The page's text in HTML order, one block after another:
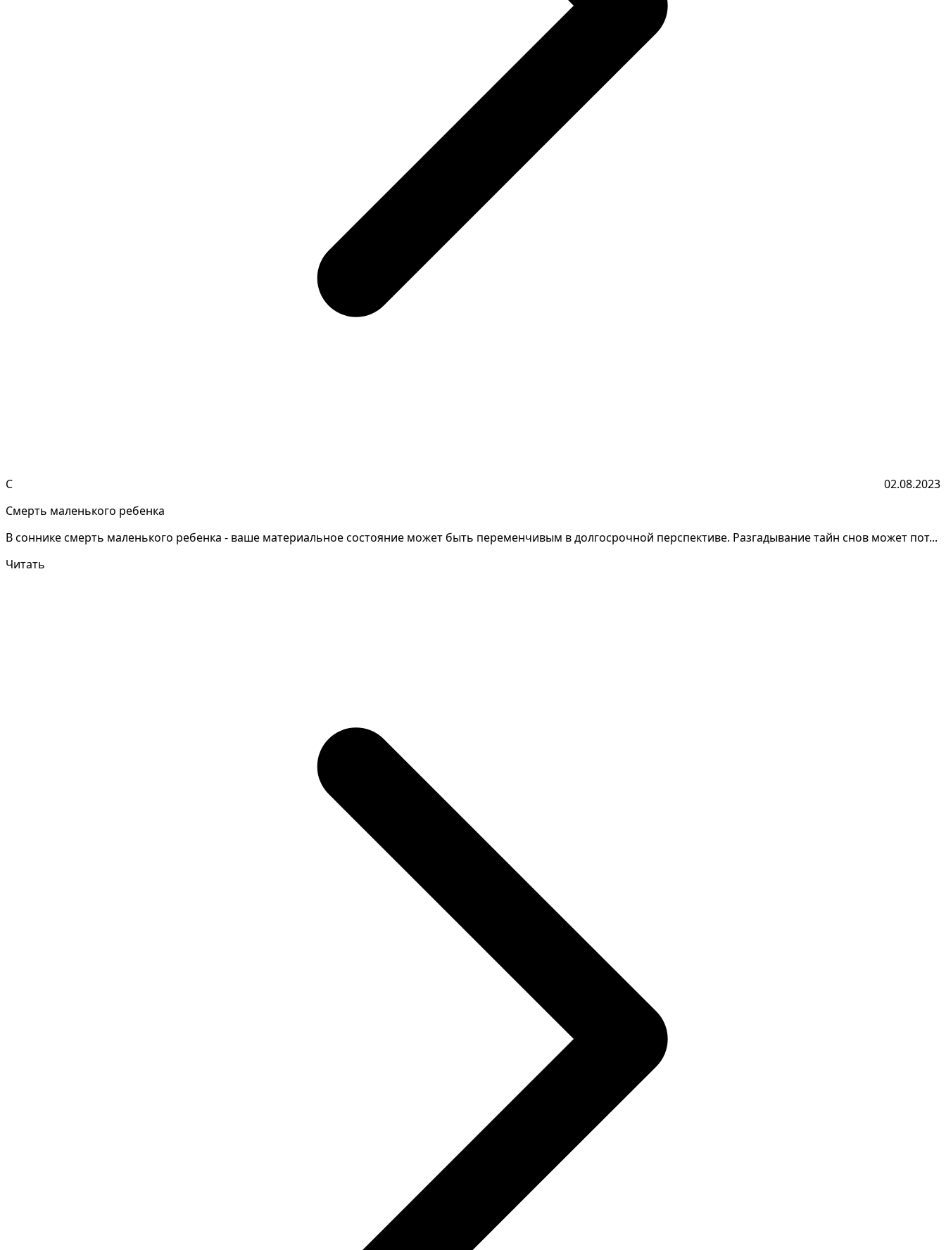
С
02.08.2023
Смерть маленького ребенка
В соннике смерть маленького ребенка - ваше материальное состояние может быть переменчивым в долгосрочной перспективе. Разгадывание тайн снов может пот...
Читать